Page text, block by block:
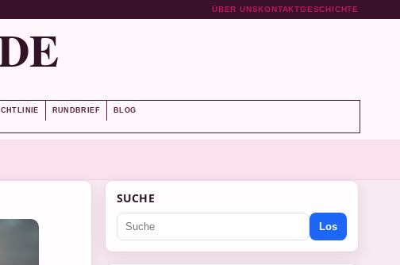
ÜBER UNSKONTAKTGESCHICHTE
RUNDBRIEF BLOG
SUCHE
Los